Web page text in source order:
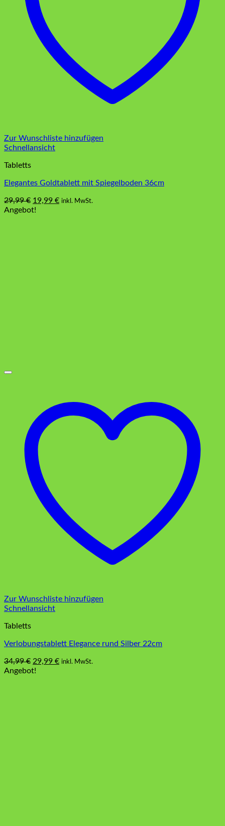
Zur Wunschliste hinzufügen
Schnellansicht
Tabletts
Elegantes Goldtablett mit Spiegelboden 36cm
29,99€ Ursprünglicher
Preis
19,99 €Aktueller
inkl. MwSt.
Angebot!
Zur Wunschliste hinzufügen
Schnellansicht
Tabletts
Verlobungstablett Elegance rund Silber 22cm
34,99€ Ursprünglicher
Preis
29,99 €Aktueller
inkl. MwSt.
Angebot!